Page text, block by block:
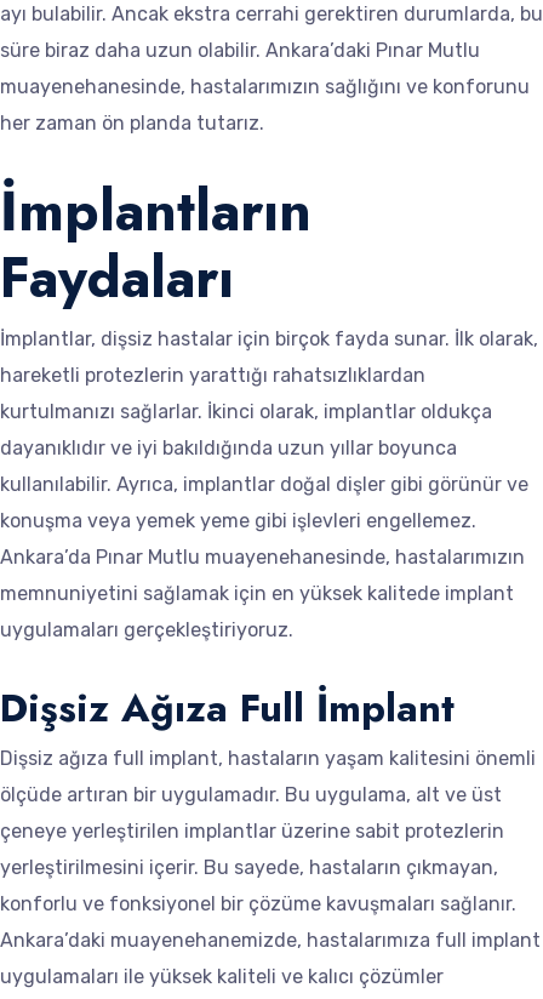
ayı bulabilir. Ancak ekstra cerrahi gerektiren durumlarda, bu
süre biraz daha uzun olabilir. Ankara’daki Pınar Mutlu
muayenehanesinde, hastalarımızın sağlığını ve konforunu
her zaman ön planda tutarız.
İmplantların
Faydaları
İmplantlar, dişsiz hastalar için birçok fayda sunar. İlk olarak,
hareketli protezlerin yarattığı rahatsızlıklardan
kurtulmanızı sağlarlar. İkinci olarak, implantlar oldukça
dayanıklıdır ve iyi bakıldığında uzun yıllar boyunca
kullanılabilir. Ayrıca, implantlar doğal dişler gibi görünür ve
konuşma veya yemek yeme gibi işlevleri engellemez.
Ankara’da Pınar Mutlu muayenehanesinde, hastalarımızın
memnuniyetini sağlamak için en yüksek kalitede implant
uygulamaları gerçekleştiriyoruz.
Dişsiz Ağıza Full İmplant
Dişsiz ağıza full implant, hastaların yaşam kalitesini önemli
ölçüde artıran bir uygulamadır. Bu uygulama, alt ve üst
çeneye yerleştirilen implantlar üzerine sabit protezlerin
yerleştirilmesini içerir. Bu sayede, hastaların çıkmayan,
konforlu ve fonksiyonel bir çözüme kavuşmaları sağlanır.
Ankara’daki muayenehanemizde, hastalarımıza full implant
uygulamaları ile yüksek kaliteli ve kalıcı çözümler